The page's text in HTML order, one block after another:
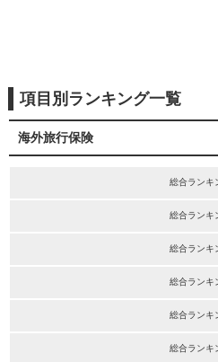
項目別ランキング一覧
海外旅行保険
総合ランキ
総合ランキ
総合ランキ
総合ランキ
総合ランキ
総合ランキ